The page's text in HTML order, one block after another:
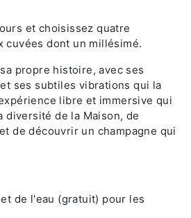
et choisissez quatre
cuvées dont un millésimé.
propre histoire, avec ses
ses subtiles vibrations qui la
libre et immersive qui
diversité de la Maison, de
de découvrir un champagne qui
de l'eau (gratuit) pour les